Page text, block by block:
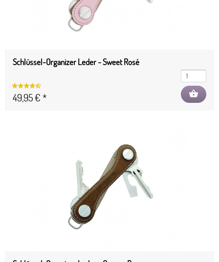
Schlüssel-Organizer Leder - Sweet Rosé
49,95 € * shopping_basket